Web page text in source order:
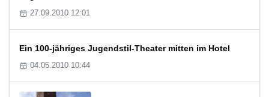
27.09.2010 12:01
Ein 100-jähriges Jugendstil-Theater mitten im Hotel
04.05.2010 10:44